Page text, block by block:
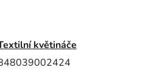
květináče